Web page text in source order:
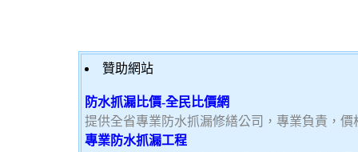
贊助網站
防水抓漏比價-全民比價網
提供全省專業防水抓漏修繕公司，專業負責，
專業防水抓漏工程